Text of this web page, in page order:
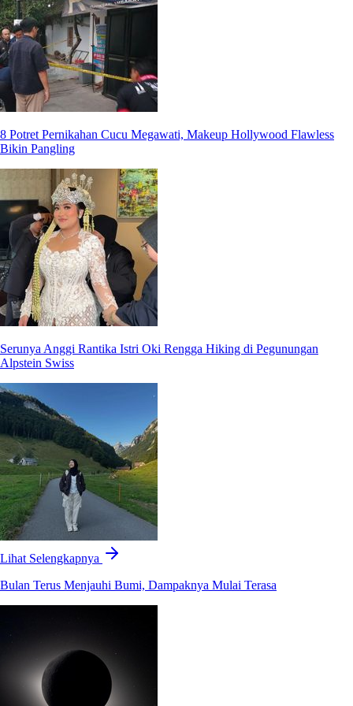
8 Potret Pernikahan Cucu Megawati, Makeup Hollywood Flawless
Bikin Pangling
Serunya Anggi Rantika Istri Oki Rengga Hiking di Pegunungan
Alpstein Swiss
Lihat Selengkapnya
Bulan Terus Menjauhi Bumi, Dampaknya Mulai Terasa